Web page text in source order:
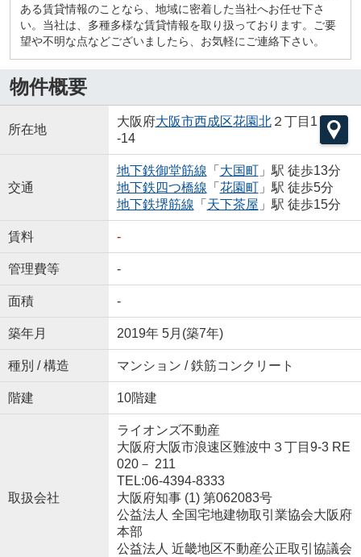
ある賃貸情報のことなら、地域に密着した当社へお任せ下さ
い。当社は、多種多様な賃貸情報を取り扱っております。ご要
望や不明な点などございましたら、お気軽にご連絡下さい。
物件概要
所在地
大阪府大阪市西成区花園北２丁目1
-14
交通
地下鉄御堂筋線 「 大国町」駅 徒歩13分
地下鉄四つ橋線 「 花園町」駅 徒歩5分
地下鉄堺筋線 「 天下茶屋 」駅 徒歩15分
賃料 -
管理費等 -
面積 -
築年月 2019年 5月(築7年)
種別 / 構造 マンション / 鉄筋コンクリート
階建 10階建
取扱会社
ライオンズ不動産
大阪府大阪市浪速区難波中３丁目9-3 RE
020－ 211
TEL:06-4394-8333
大阪府知事 (1) 第062083号
公益法人 全国宅地建物取引業協会大阪府
本部
公益法人 近畿地区不動産公正取引協議会